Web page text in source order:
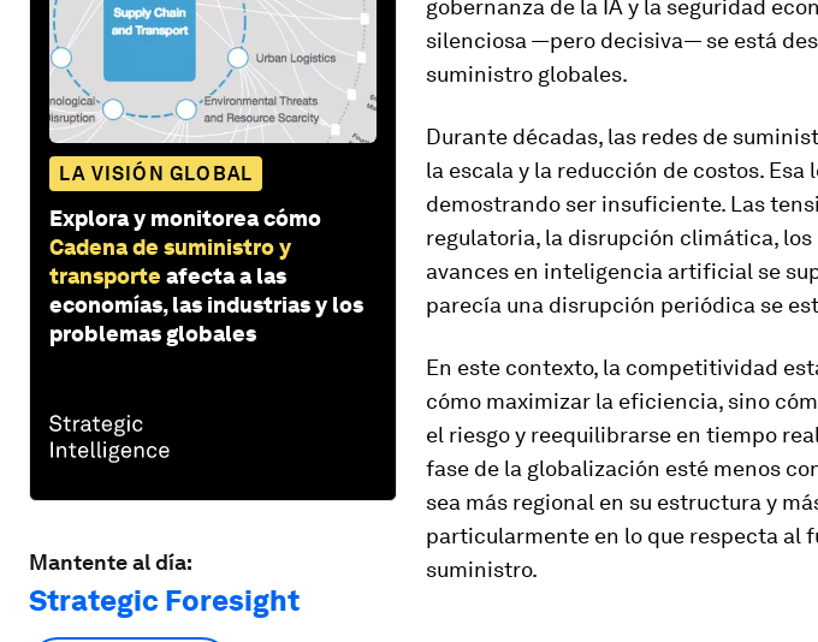
LA VISIÓN GLOBAL
Explora y monitorea cómo
Cadena de suministro y
transporte afecta a las
economías, las industrias y los
problemas globales
Mantente al día:
Strategic Foresight
gobernanza de la IA y la seguridad
silenciosa —pero decisiva— se está
suministro globales.
Durante décadas, las redes de
la escala y la reducción de costos.
demostrando ser insuficiente. Las
regulatoria, la disrupción climática,
avances en inteligencia artificial se
parecía una disrupción periódica se
En este contexto, la competitividad
cómo maximizar la eficiencia, sino
el riesgo y reequilibrarse en tiempo
fase de la globalización esté menos
sea más regional en su estructura y
particularmente en lo que respecta al
suministro.